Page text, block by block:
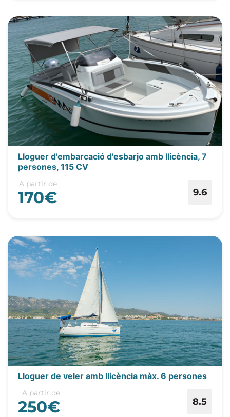
Lloguer d'embarcació d'esbarjo amb llicència, 7
persones, 115 CV
A partir de
170€ 9.6
Lloguer de veler amb llicència màx. 6 persones
A partir de
250€ 8.5